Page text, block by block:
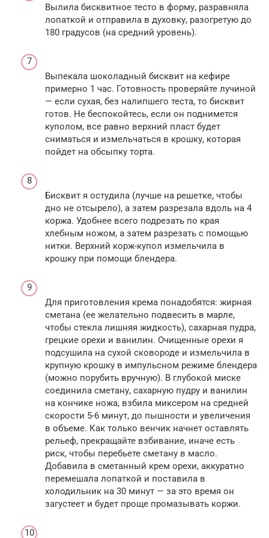
Вылила бисквитное тесто в форму, разравняла
лопаткой и отправила в духовку, разогретую до
180 градусов (на средний уровень).
Выпекала шоколадный бисквит на кефире
примерно 1 час. Готовность проверяйте лучиной
— если сухая, без налипшего теста, то бисквит
готов. Не беспокойтесь, если он поднимется
куполом, все равно верхний пласт будет
сниматься и измельчаться в крошку, которая
пойдет на обсыпку торта.
Бисквит я остудила (лучше на решетке, чтобы
дно не отсырело), а затем разрезала вдоль на 4
коржа. Удобнее всего подрезать по края
хлебным ножом, а затем разрезать с помощью
нитки. Верхний корж-купол измельчила в
крошку при помощи блендера.
Для приготовления крема понадобятся: жирная
сметана (ее желательно подвесить в марле,
чтобы стекла лишняя жидкость), сахарная пудра,
грецкие орехи и ванилин. Очищенные орехи я
подсушила на сухой сковороде и измельчила в
крупную крошку в импульсном режиме блендера
(можно порубить вручную). В глубокой миске
соединила сметану, сахарную пудру и ванилин
на кончике ножа, взбила миксером на средней
скорости 5-6 минут, до пышности и увеличения
в объеме. Как только венчик начнет оставлять
рельеф, прекращайте взбивание, иначе есть
риск, чтобы перебьете сметану в масло.
Добавила в сметанный крем орехи, аккуратно
перемешала лопаткой и поставила в
холодильник на 30 минут — за это время он
загустеет и будет проще промазывать коржи.